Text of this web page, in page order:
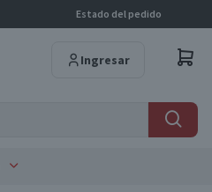
Estado del pedido
Ingresar